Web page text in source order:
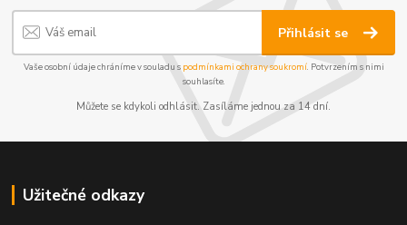
Přihlásit se
Vaše osobní údaje chráníme v souladu s podmínkami ochrany soukromí. Potvrzením s nimi
souhlasíte.
Můžete se kdykoli odhlásit. Zasíláme jednou za 14 dní.
Užitečné odkazy